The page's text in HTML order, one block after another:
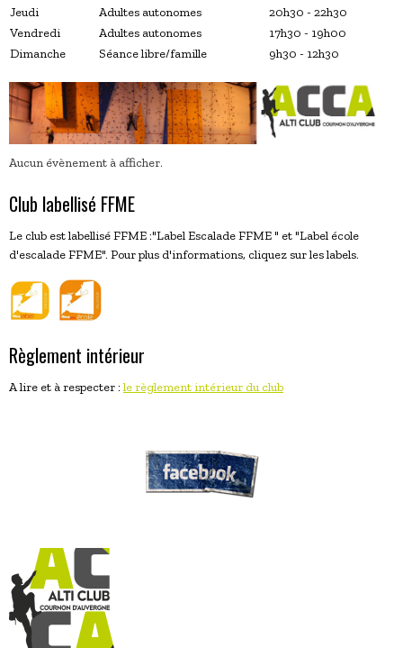
Jeudi
Adultes autonomes
20h30 - 22h30
Vendredi
Adultes autonomes
17h30 - 19h00
Dimanche
Séance libre/famille 9h30 - 12h30
Aucun évènement à afficher.
Club labellisé FFME
Le club est labellisé FFME :"Label Escalade FFME " et "Label école
d'escalade FFME". Pour plus d'informations, cliquez sur les labels.
Règlement intérieur
A lire et à respecter :le règlement intérieur du club